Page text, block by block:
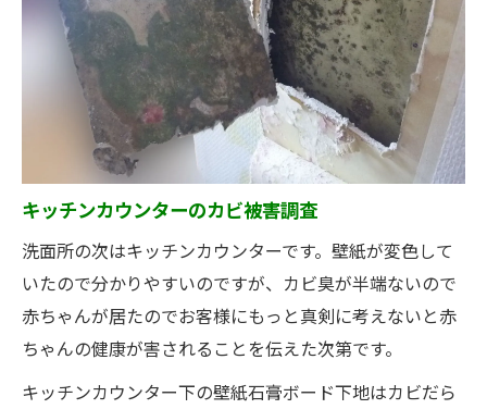
キッチンカウンターのカビ被害調査
洗面所の次はキッチンカウンターです。壁紙が変色して
いたので分かりやすいのですが、カビ臭が半端ないので
赤ちゃんが居たのでお客様にもっと真剣に考えないと赤
ちゃんの健康が害されることを伝えた次第です。
キッチンカウンター下の壁紙石膏ボード下地はカビだら